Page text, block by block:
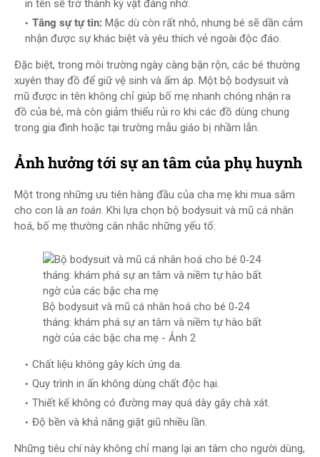
in tên sẽ trở thành kỷ vật đáng nhớ.
Tăng sự tự tin: Mặc dù còn rất nhỏ, nhưng bé sẽ dần cảm
nhận được sự khác biệt và yêu thích vẻ ngoài độc đáo.
Đặc biệt, trong môi trường ngày càng bận rộn, các bé thường
xuyên thay đồ để giữ vệ sinh và ấm áp. Một bộ bodysuit và
mũ được in tên không chỉ giúp bố mẹ nhanh chóng nhận ra
đồ của bé, mà còn giảm thiểu rủi ro khi các đồ dùng chung
trong gia đình hoặc tại trường mẫu giáo bị nhầm lẫn.
Ảnh hưởng tới sự an tâm của phụ huynh
Một trong những ưu tiên hàng đầu của cha mẹ khi mua sắm
cho con là an toàn. Khi lựa chọn bộ bodysuit và mũ cá nhân
hoá, bố mẹ thường cân nhắc những yếu tố:
Bộ bodysuit và mũ cá nhân hoá cho bé 0‑24
tháng: khám phá sự an tâm và niềm tự hào bất
ngờ của các bậc cha mẹ - Ảnh 2
Chất liệu không gây kích ứng da.
Quy trình in ấn không dùng chất độc hại.
Thiết kế không có đường may quá dày gây chà xát.
Độ bền và khả năng giặt giũ nhiều lần.
Những tiêu chí này không chỉ mang lại an tâm cho người dùng,